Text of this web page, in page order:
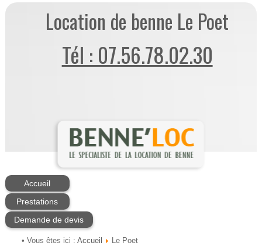
Location de benne Le Poet
Tél : 07.56.78.02.30
Accueil
Prestations
Demande de devis
• Vous êtes ici : Accueil Le Poet